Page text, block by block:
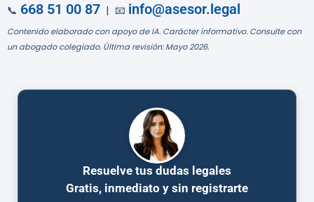
📞 668 51 00 87 | 📧 info@asesor.legal
Contenido elaborado con apoyo de IA. Carácter informativo. Consulte con
un abogado colegiado. Última revisión: Mayo 2026.
Resuelve tus dudas legales
Gratis, inmediato y sin registrarte